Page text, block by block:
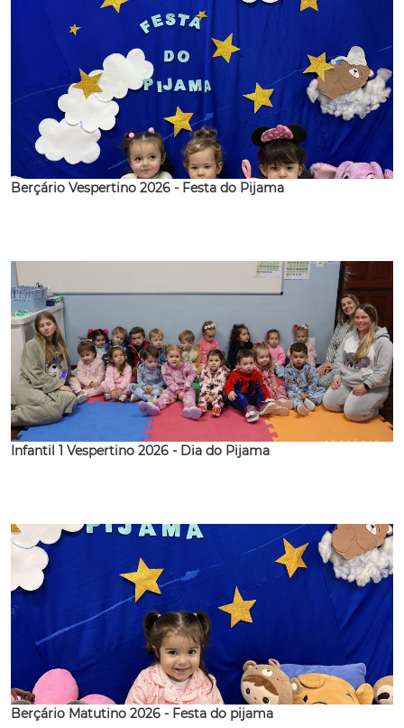
Berçário Vespertino 2026 - Festa do Pijama
Infantil 1 Vespertino 2026 - Dia do Pijama
Berçário Matutino 2026 - Festa do pijama